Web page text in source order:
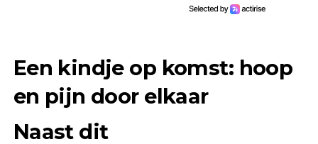
Een kindje op komst: hoop
en pijn door elkaar
Naast dit